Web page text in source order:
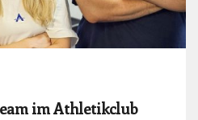
im Athletikclub